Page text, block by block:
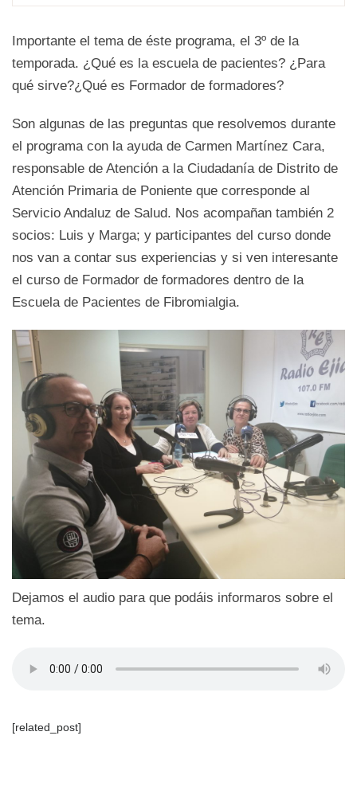
Importante el tema de éste programa, el 3º de la
temporada. ¿Qué es la escuela de pacientes? ¿Para
qué sirve?¿Qué es Formador de formadores?
Son algunas de las preguntas que resolvemos durante
el programa con la ayuda de Carmen Martínez Cara,
responsable de Atención a la Ciudadanía de Distrito de
Atención Primaria de Poniente que corresponde al
Servicio Andaluz de Salud. Nos acompañan también 2
socios: Luis y Marga; y participantes del curso donde
nos van a contar sus experiencias y si ven interesante
el curso de Formador de formadores dentro de la
Escuela de Pacientes de Fibromialgia.
Dejamos el audio para que podáis informaros sobre el
tema.
[related_post]